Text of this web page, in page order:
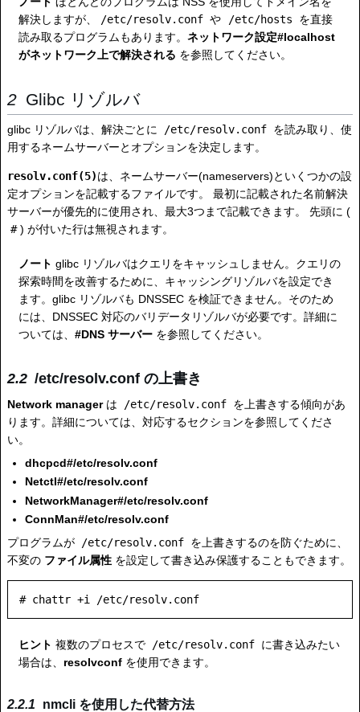
解決しますが、
/etc/resolv.conf や /etc/hosts
を直接
読み取るプログラムもあります。 ネットワーク設定#localhost
がネットワーク上で解決される を参照してください。
Glibc リゾルバ
glibc リゾルバは、解決ごとに /etc/resolv.conf を読み取り、使
用するネームサーバーとオプションを決定します。
resolv.conf(5)は、ネームサーバー(nameservers)といくつかの設
定オプションを記載するファイルです。 最初に記載された名前解決
サーバーが優先的に使用され、最大3つまで記載できます。 先頭に (
# ) が付いた行は無視されます。
ノート glibc リゾルバはクエリをキャッシュしません。クエリの
探索時間を改善するために、キャッシングリゾルバを設定でき
ます。glibc リゾルバも DNSSEC を検証できません。そのため
には、DNSSEC 対応のバリデータリゾルバが必要です。詳細に
ついては、 #DNS サーバー を参照してください。
/etc/resolv.conf の上書き
Network managerは /etc/resolv.conf を上書きする傾向があ
ります。詳細については、対応するセクションを参照してくださ
い。
dhcpcd#/etc/resolv.conf
Netctl#/etc/resolv.conf
NetworkManager#/etc/resolv.conf
ConnMan#/etc/resolv.conf
プログラムが
/etc/resolv.conf を上書きするのを防ぐために、
不変の ファイル属性 を設定して書き込み保護することもできます。
ヒント 複数のプロセスで /etc/resolv.conf に書き込みたい
場合は、 resolvconf を使用できます。
nmcli を使用した代替方法